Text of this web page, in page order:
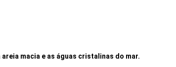
macia e as águas cristalinas do mar.